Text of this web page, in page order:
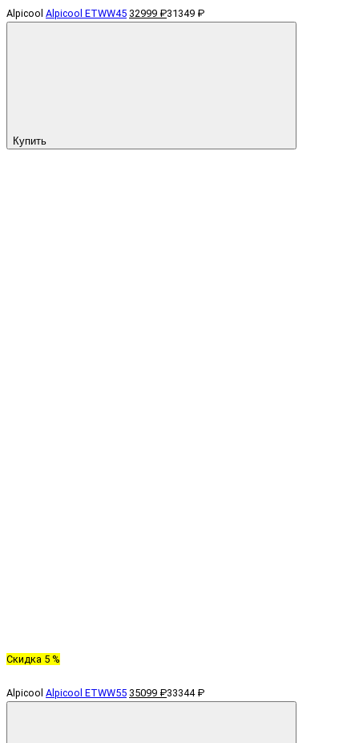
Alpicool Alpicool ETWW45 32999 ₽31349 ₽
Купить
Скидка 5 %
Alpicool Alpicool ETWW55 35099 ₽33344 ₽